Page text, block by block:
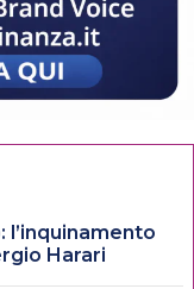
l’inquinamento
Harari